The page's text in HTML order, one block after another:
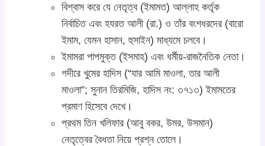
বিশ্বাস করে যে নেতৃত্ব (ইমামত) আল্লাহ কর্তৃক
নির্বাচিত এবং হযরত আলী (রা.) ও তাঁর বংশধরদের (বারো
ইমাম, যেমন হাসান, হুসাইন) মাধ্যমে চলবে।
ইমামরা পাপমুক্ত (ইসমাহ) এবং ধর্মীয়-রাজনৈতিক নেতা।
গদীরে খুমের হাদিস (“যার আমি মাওলা, তার আলী
মাওলা”; সুনান তিরমিজি, হাদিস নং: ৩৭১৩) ইমামতের
প্রমাণ হিসেবে দেখে।
প্রথম তিন খলিফার (আবু বকর, উমর, উসমান)
নেতৃত্বের বৈধতা নিয়ে প্রশ্ন তোলে।